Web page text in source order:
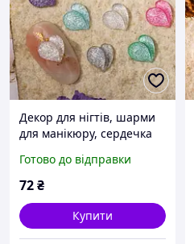
Декор для нігтів, шарми
для манікюру, сердечка
Готово до відправки
72₴
Купити